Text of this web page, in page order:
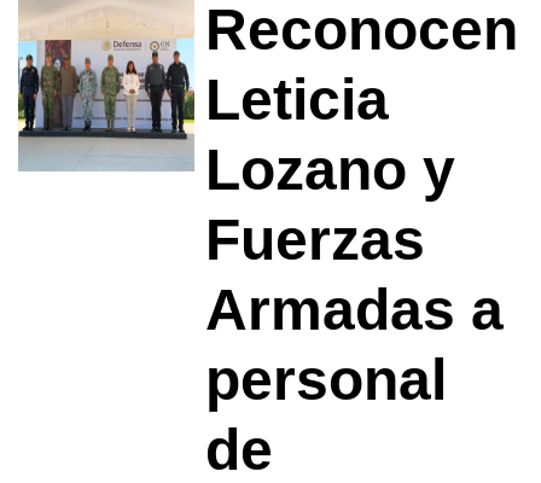
Reconocen
Leticia
Lozano y
Fuerzas
Armadas a
personal
de